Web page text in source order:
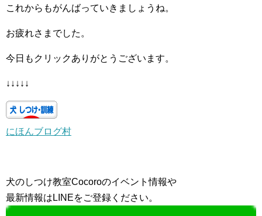
これからもがんばっていきましょうね。
お疲れさまでした。
今日もクリックありがとうございます。
↓↓↓↓↓
にほんブログ村
犬のしつけ教室Cocoroのイベント情報や
最新情報はLINEをご登録ください。